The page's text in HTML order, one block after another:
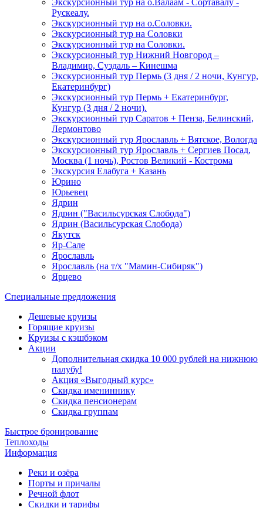
Экскурсионный тур на о.Валаам - Сортавалу -
Рускеалу.
Экскурсионный тур на о.Соловки.
Экскурсионный тур на Соловки
Экскурсионный тур на Соловки.
Экскурсионный тур Нижний Новгород –
Владимир, Суздаль – Кинешма
Экскурсионный тур Пермь (3 дня / 2 ночи, Кунгур,
Екатеринбург)
Экскурсионный тур Пермь + Екатеринбург,
Кунгур (3 дня / 2 ночи).
Экскурсионный тур Саратов + Пенза, Белинский,
Лермонтово
Экскурсионный тур Ярославль + Вятское, Вологда
Экскурсионный тур Ярославль + Сергиев Посад,
Москва (1 ночь), Ростов Великий - Кострома
Экскурсия Елабуга + Казань
Юрино
Юрьевец
Ядрин
Ядрин ("Васильсурская Слобода")
Ядрин (Васильсурская Слобода)
Якутск
Яр-Сале
Ярославль
Ярославль (на т/х "Мамин-Сибиряк")
Ярцево
Специальные предложения
Дешевые круизы
Горящие круизы
Круизы с кэшбэком
Акции
Дополнительная скидка 10 000 рублей на нижнюю
палубу!
Акция «Выгодный курс»
Скидка имениннику
Скидка пенсионерам
Скидка группам
Быстрое бронирование
Теплоходы
Информация
Реки и озёра
Порты и причалы
Речной флот
Скидки и тарифы